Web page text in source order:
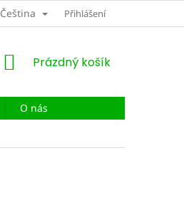
Čeština Přihlášení
NÁKUPNÍ
Prázdný košík
O nás